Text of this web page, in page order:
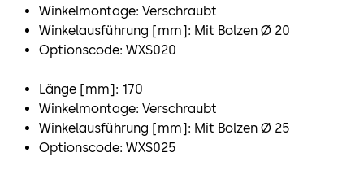
Winkelmontage: Verschraubt
Winkelausführung [mm]: Mit Bolzen Ø 20
Optionscode: WXS020
Länge [mm]: 170
Winkelmontage: Verschraubt
Winkelausführung [mm]: Mit Bolzen Ø 25
Optionscode: WXS025